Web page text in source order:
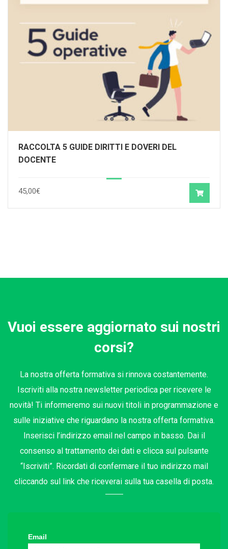
RACCOLTA 5 GUIDE DIRITTI E DOVERI DEL
DOCENTE
45,00€
Vuoi essere aggiornato sui nostri
corsi?
La nostra offerta formativa si rinnova costantemente.
Iscriviti alla nostra newsletter periodica per ricevere le
novità! Ti informeremo sui nuovi titoli in programmazione e
sulle iniziative che riguardano la nostra offerta formativa.
Inserisci l’indirizzo email nel campo in basso. Dai il
consenso al trattamento dei dati e clicca sul pulsante
“Iscriviti”. Ricordati di confermare il tuo indirizzo mail
cliccando sul link che riceverai sulla tua casella di posta.
Email